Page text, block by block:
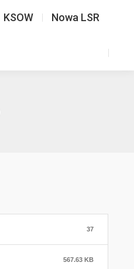
KSOW Nowa LSR
37
567.63 KB